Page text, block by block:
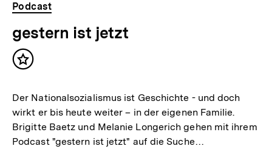
Podcast
gestern ist jetzt
Inhalt
Der Nationalsozialismus ist Geschichte - und doch
wirkt er bis heute weiter – in der eigenen Familie.
Brigitte Baetz und Melanie Longerich gehen mit ihrem
Podcast "gestern ist jetzt" auf die Suche…